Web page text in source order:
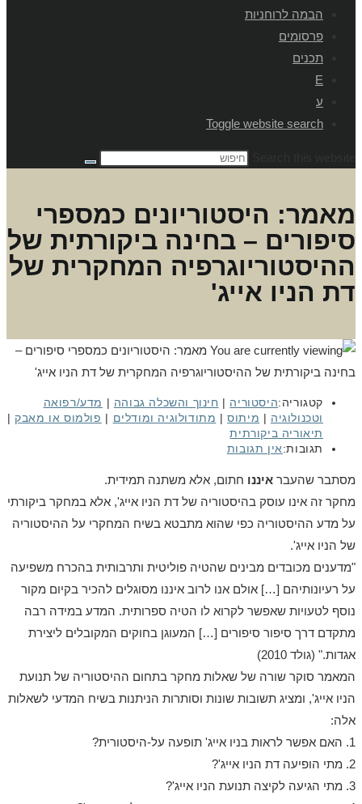
הבמה לרוחניות
פרסומים
תכנים
E
ע
Toggle website search
מאמר: היסטוריונים כמספרי
סיפורים – בחינה ביקורתית של
ההיסטוריוגרפיה המחקרית של
דת הניו אייג'
קטגוריה:היסטוריה | חינוך והשכלה גבוהה | מדע/רפואה
וטכנולוגיה | מיתוס | מתודולוגיה ומודלים | פולמוס או מאבק |
תיאוריה ביקורתית
תגובות:אין תגובות
מסתבר שהעבר איננו חתום, אלא משתנה תמידית.
מחקר זה אינו עוסק בהיסטוריה של דת הניו אייג', אלא במחקר ביקורתי
על מדע ההיסטוריה כפי שהוא מתבטא בשיח המחקרי על ההיסטוריה
של הניו אייג'.
"מדענים מכובדים מבינים שהטיה פוליטית ותרבותית בהכרח משפיעה
על רעיונותיהם […] אולם אנו לרוב איננו מסוגלים להכיר בקיום מקור
נוסף לטעויות שאפשר לקרוא לו הטיה ספרותית. המדע במידה רבה
מתקדם דרך סיפור סיפורים […] המעוגן בחוקים המקובלים ליצירת
אגדות." (גולד 2010)
המאמר סוקר שורה של שאלות מחקר בתחום ההיסטוריה של תנועת
הניו אייג', ומציג תשובות שונות וסותרות הניתנות בשיח המדעי לשאלות
אלה:
1. האם אפשר לראות בניו אייג' תופעה על-היסטורית?
2. מתי הופיעה דת הניו אייג'?
3. מתי הגיעה לקיצה תנועת הניו אייג'?